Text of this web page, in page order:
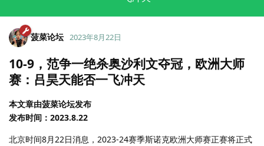
菠菜论坛 2023年8月22日
10-9，范争一绝杀奥沙利文夺冠，欧洲大师
赛：吕昊天能否一飞冲天
本文章由菠菜论坛发布
发布时间：2023.8.22
北京时间8月22日消息，2023-24赛季斯诺克欧洲大师赛正赛将正式